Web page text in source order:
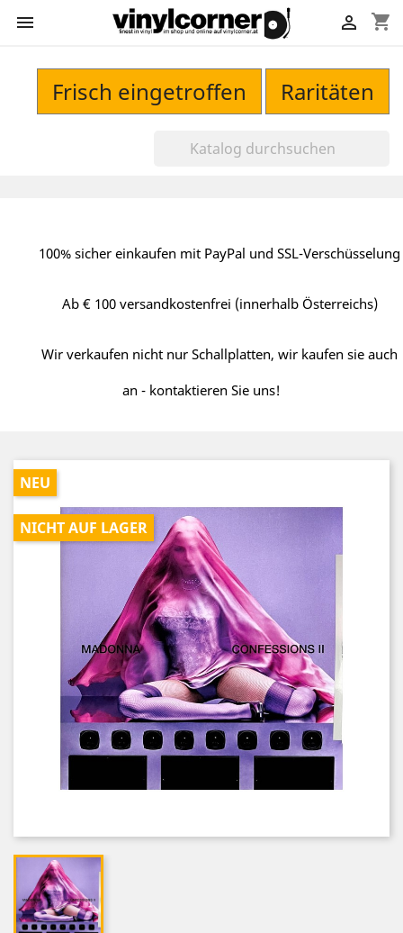
 shopping_cart

Frisch eingetroffen Raritäten
100% sicher einkaufen mit PayPal und SSL-Verschüsselung
Ab € 100 versandkostenfrei (innerhalb Österreichs)
Wir verkaufen nicht nur Schallplatten, wir kaufen sie auch
an - kontaktieren Sie uns!
NEU
NICHT AUF LAGER